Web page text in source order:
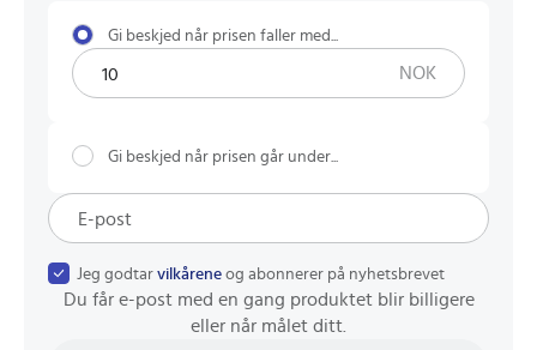
Gi beskjed når prisen faller med...
NOK
Gi beskjed når prisen går under...
Jeg godtar vilkårene og abonnerer på nyhetsbrevet
Du får e-post med en gang produktet blir billigere
eller når målet ditt.